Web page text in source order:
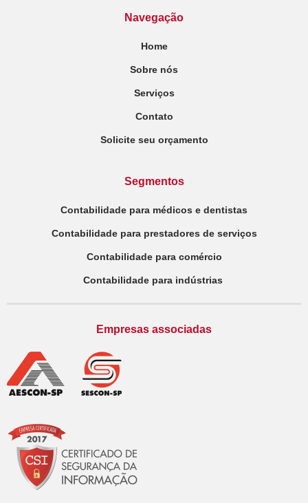
Navegação
Home
Sobre nós
Serviços
Contato
Solicite seu orçamento
Segmentos
Contabilidade para médicos e dentistas
Contabilidade para prestadores de serviços
Contabilidade para comércio
Contabilidade para indústrias
Empresas associadas